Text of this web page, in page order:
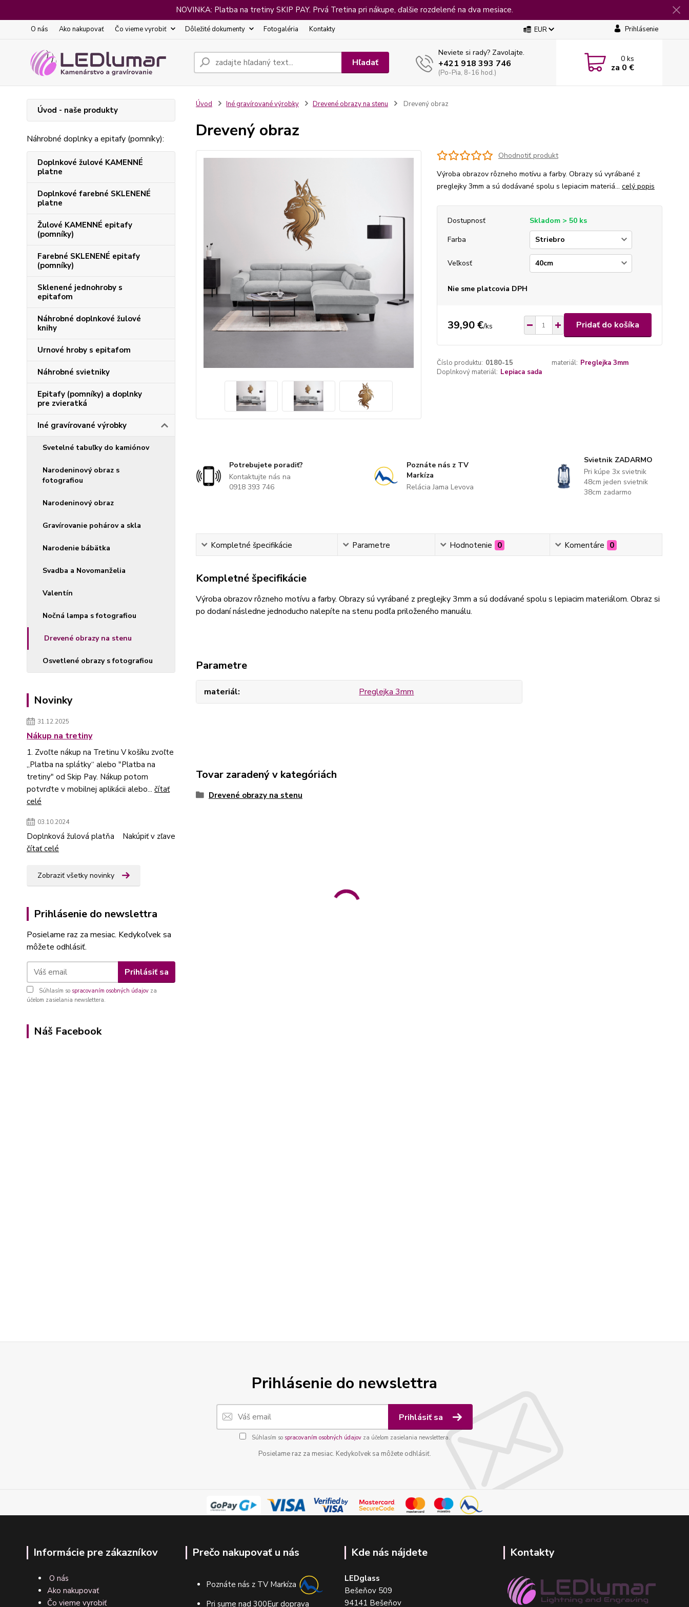
NOVINKA: Platba na tretiny SKIP PAY. Prvá Tretina pri nákupe, ďalšie rozdelené na dva mesiace.
O nás Ako nakupovať Čo vieme vyrobiť Dôležité dokumenty Fotogaléria Kontakty EUR Prihlásenie
Hľadať
Neviete si rady? Zavolajte.
+421 918 393 746
(Po-Pia, 8-16 hod.)
0ks
za 0 €
Úvod - naše produkty
Náhrobné doplnky a epitafy (pomníky):
Doplnkové žulové KAMENNÉ
platne
Doplnkové farebné SKLENENÉ
platne
Žulové KAMENNÉ epitafy
(pomníky)
Farebné SKLENENÉ epitafy
(pomníky)
Sklenené jednohroby s
epitafom
Náhrobné doplnkové žulové
knihy
Urnové hroby s epitafom
Náhrobné svietniky
Epitafy (pomníky) a doplnky
pre zvieratká
Iné gravírované výrobky
Svetelné tabuľky do kamiónov
Narodeninový obraz s
fotografiou
Narodeninový obraz
Gravírovanie pohárov a skla
Narodenie bábätka
Svadba a Novomanželia
Valentín
Nočná lampa s fotografiou
Drevené obrazy na stenu
Osvetlené obrazy s fotografiou
Novinky
31.12.2025
Nákup na tretiny
1. Zvoľte nákup na Tretinu V košíku zvoľte
„Platba na splátky“ alebo "Platba na
tretiny" od Skip Pay. Nákup potom
potvrďte v mobilnej aplikácii alebo... čítať
celé
03.10.2024
Doplnková žulová platňa Nakúpiť v zľave
čítať celé
Zobraziť všetky novinky
Prihlásenie do newslettra
Posielame raz za mesiac. Kedykoľvek sa
môžete odhlásiť.
Prihlásiť sa
Súhlasím so spracovaním osobných údajov za
účelom zasielania newslettera.
Náš Facebook
Úvod Iné gravírované výrobky Drevené obrazy na stenu Drevený obraz
Drevený obraz
Ohodnotiť produkt
Výroba obrazov rôzneho motívu a farby. Obrazy sú vyrábané z
preglejky 3mm a sú dodávané spolu s lepiacim materiá... celý popis
Dostupnosť
Skladom > 50 ks
Farba
Veľkosť
Nie sme platcovia DPH
39,90 €/ks Pridať do košíka
Číslo produktu: 0180-15 materiál: Preglejka 3mm
Doplnkový materiál: Lepiaca sada
Potrebujete poradiť?
Kontaktujte nás na
0918 393 746
Poznáte nás z TV
Markíza
Relácia Jama Levova
Svietnik ZADARMO
Pri kúpe 3x svietnik
48cm jeden svietnik
38cm zadarmo
Kompletné špecifikácie Parametre Hodnotenie 0 Komentáre 0
Kompletné špecifikácie
Výroba obrazov rôzneho motívu a farby. Obrazy sú vyrábané z preglejky 3mm a sú dodávané spolu s lepiacim materiálom. Obraz si
po dodaní následne jednoducho nalepíte na stenu podľa priloženého manuálu.
Parametre
materiál Preglejka 3mm
Tovar zaradený v kategóriách
Drevené obrazy na stenu
Prihlásenie do newslettra
Prihlásiť sa
Súhlasím so spracovaním osobných údajovza účelom zasielania newslettera.
Posielame raz za mesiac. Kedykoľvek sa môžete odhlásiť.
Informácie pre zákazníkov
O nás
Ako nakupovať
Čo vieme vyrobiť
Prečo nakupovať u nás
Poznáte nás z TV Markíza
Pri sume nad 300Eur doprava
Kde nás nájdete
LEDglass
Bešeňov 509
94141 Bešeňov
Kontakty